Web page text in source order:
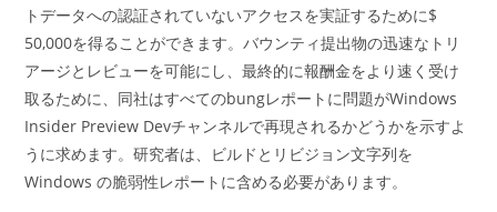
トデータへの認証されていないアクセスを実証するために$
50,000を得ることができます。バウンティ提出物の迅速なトリ
アージとレビューを可能にし、最終的に報酬金をより速く受け
取るために、同社はすべてのbungレポートに問題がWindows
Insider Preview Devチャンネルで再現されるかどうかを示すよ
うに求めます。研究者は、ビルドとリビジョン文字列を
Windows の脆弱性レポートに含める必要があります。